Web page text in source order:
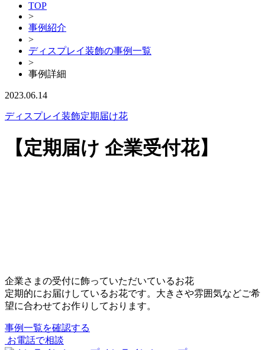
TOP
>
事例紹介
>
ディスプレイ装飾の事例一覧
>
事例詳細
2023.06.14
ディスプレイ装飾定期届け花
【定期届け 企業受付花】
企業さまの受付に飾っていただいているお花
定期的にお届けしているお花です。大きさや雰囲気などご希
望に合わせてお作りしております。
事例一覧を確認する
お電話で相談